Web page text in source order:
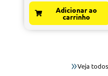
Adicionar ao
carrinho
»Veja